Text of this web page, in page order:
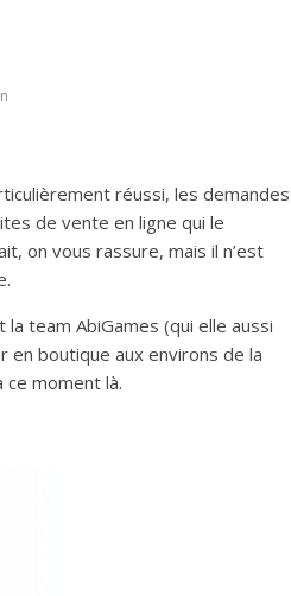
réussi, les demandes
de vente en ligne qui le
on vous rassure, mais il n’est
team AbiGames (qui elle aussi
boutique aux environs de la
moment là.